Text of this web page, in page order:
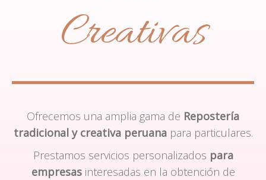
Creativas
Ofrecemos una amplia gama de Repostería
tradicional y creativa peruanapara particulares.
Prestamos servicios personalizados para
empresasinteresadas en la obtención de